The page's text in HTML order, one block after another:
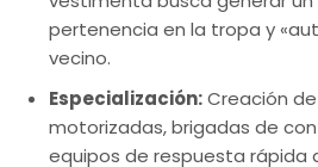
pertenencia en la tropa y
vecino.
Especialización:Creación
motorizadas, brigadas de
equipos de respuesta rápida